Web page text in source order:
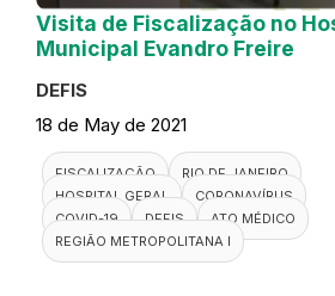
Visita de Fiscalização no
Municipal Evandro Freire
DEFIS
18 de May de 2021
FISCALIZAÇÃO
RIO DE JANEIRO
HOSPITAL GERAL
CORONAVÍRUS
COVID-19
DEFIS
ATO MÉDICO
REGIÃO METROPOLITANA I